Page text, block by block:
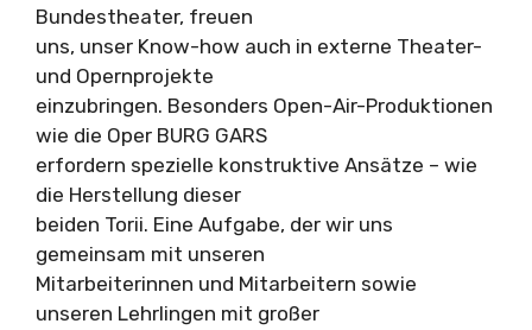
Bundestheater, freuen
uns, unser Know-how auch in externe Theater-
und Opernprojekte
einzubringen. Besonders Open-Air-Produktionen
wie die Oper BURG GARS
erfordern spezielle konstruktive Ansätze – wie
die Herstellung dieser
beiden Torii. Eine Aufgabe, der wir uns
gemeinsam mit unseren
Mitarbeiterinnen und Mitarbeitern sowie
unseren Lehrlingen mit großer